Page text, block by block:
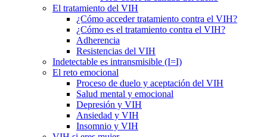
El tratamiento del VIH
¿Cómo acceder tratamiento contra el VIH?
¿Cómo es el tratamiento contra el VIH?
Adherencia
Resistencias del VIH
Indetectable es intransmisible (I=I)
El reto emocional
Proceso de duelo y aceptación del VIH
Salud mental y emocional
Depresión y VIH
Ansiedad y VIH
Insomnio y VIH